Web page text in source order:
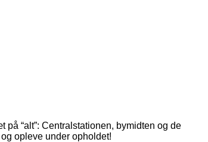
“alt”: Centralstationen, bymidten og de
opleve under opholdet!